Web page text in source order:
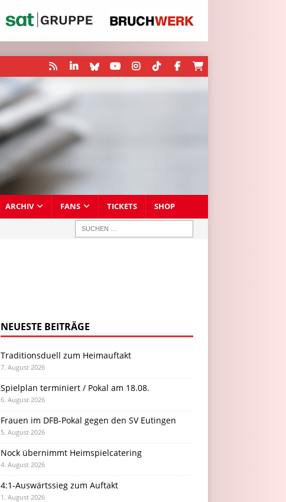
ARCHIV FANS TICKETS SHOP
NEUESTE BEITRÄGE
Traditionsduell zum Heimauftakt
7. August 2026
Spielplan terminiert / Pokal am 18.08.
6. August 2026
Frauen im DFB-Pokal gegen den SV Eutingen
5. August 2026
Nock übernimmt Heimspielcatering
4. August 2026
4:1-Auswärtssieg zum Auftakt
1. August 2026